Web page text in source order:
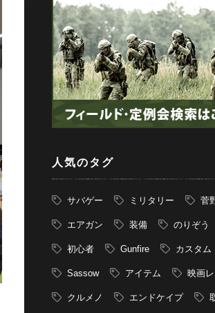
人気のタグ
サバゲー ミリタリー 菅
エアガン 装備 のりぞう
初心者 Gunfire カスタム
Sassow アイテム 映画
クルメノ エンドケイプ